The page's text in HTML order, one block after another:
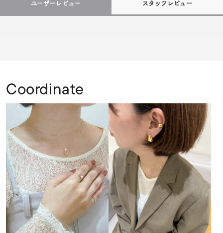
ユーザーレビュー スタッフレビュー
Coordinate